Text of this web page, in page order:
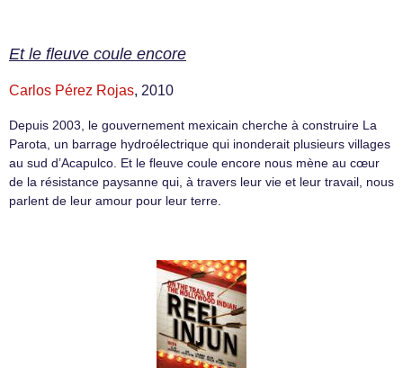
Et le fleuve coule encore
Carlos Pérez Rojas, 2010
Depuis 2003, le gouvernement mexicain cherche à construire La
Parota, un barrage hydroélectrique qui inonderait plusieurs villages
au sud d’Acapulco. Et le fleuve coule encore nous mène au cœur
de la résistance paysanne qui, à travers leur vie et leur travail, nous
parlent de leur amour pour leur terre.